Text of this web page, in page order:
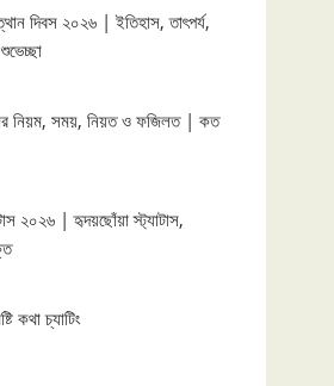
দিবস ২০২৬ | ইতিহাস, তাৎপর্য,
নিয়ম, সময়, নিয়ত ও ফজিলত | কত
২০২৬ | হৃদয়ছোঁয়া স্ট্যাটাস,
কথা চ্যাটিং